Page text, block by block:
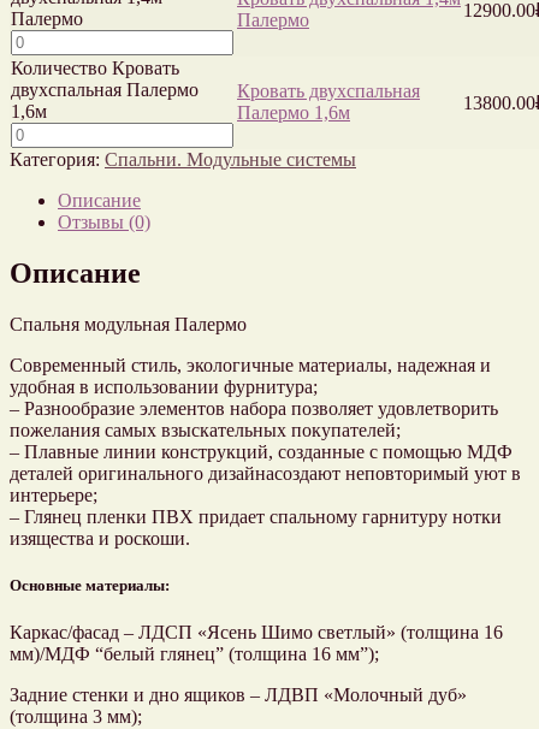
Палермо
Палермо
12900.00
Количество Кровать
двухспальная Палермо
1,6м
Кровать двухспальная
Палермо 1,6м
13800.00
Категория: Спальни. Модульные системы
Описание
Отзывы (0)
Описание
Спальня модульная Палермо
Современный стиль, экологичные материалы, надежная и
удобная в использовании фурнитура;
– Разнообразие элементов набора позволяет удовлетворить
пожелания самых взыскательных покупателей;
– Плавные линии конструкций, созданные с помощью МДФ
деталей оригинального дизайнасоздают неповторимый уют в
интерьере;
– Глянец пленки ПВХ придает спальному гарнитуру нотки
изящества и роскоши.
Основные материалы:
Каркас/фасад – ЛДСП «Ясень Шимо светлый» (толщина 16
мм)/МДФ “белый глянец” (толщина 16 мм”);
Задние стенки и дно ящиков – ЛДВП «Молочный дуб»
(толщина 3 мм);